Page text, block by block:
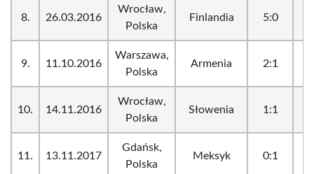
8. 26.03.2016
Wrocław,
Polska
Finlandia 5:0
9. 11.10.2016
Warszawa,
Polska
Armenia 2:1
10. 14.11.2016
Wrocław,
Polska
Słowenia 1:1
11. 13.11.2017
Gdańsk,
Polska
Meksyk 0:1